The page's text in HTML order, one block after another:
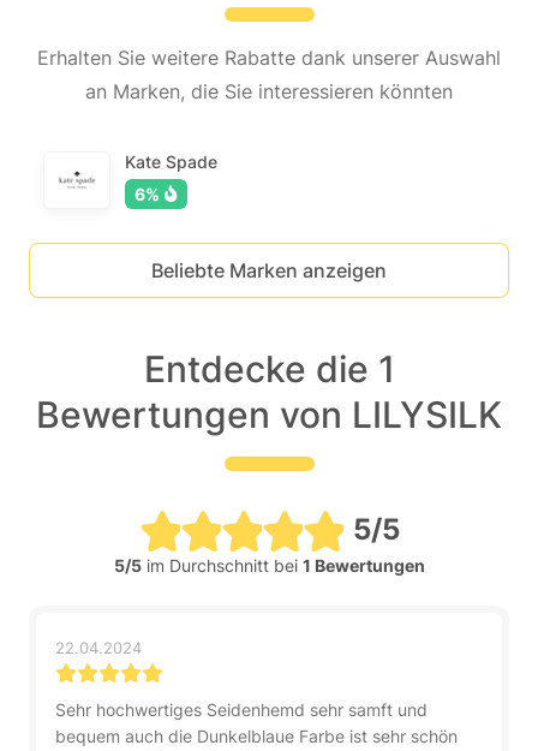
Erhalten Sie weitere Rabatte dank unserer Auswahl
an Marken, die Sie interessieren könnten
Kate Spade
6%
Beliebte Marken anzeigen
Entdecke die 1
Bewertungen von LILYSILK
5/5
5/5im Durchschnitt bei 1 Bewertungen
22.04.2024
Sehr hochwertiges Seidenhemd sehr samft und
bequem auch die Dunkelblaue Farbe ist sehr schön